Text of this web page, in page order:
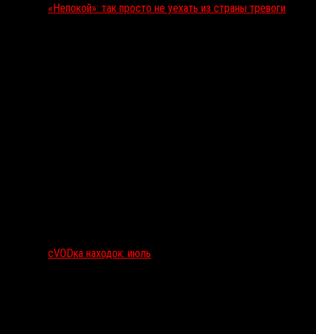
«Непокой»: так просто не уехать из страны тревоги
сVODка находок: июль